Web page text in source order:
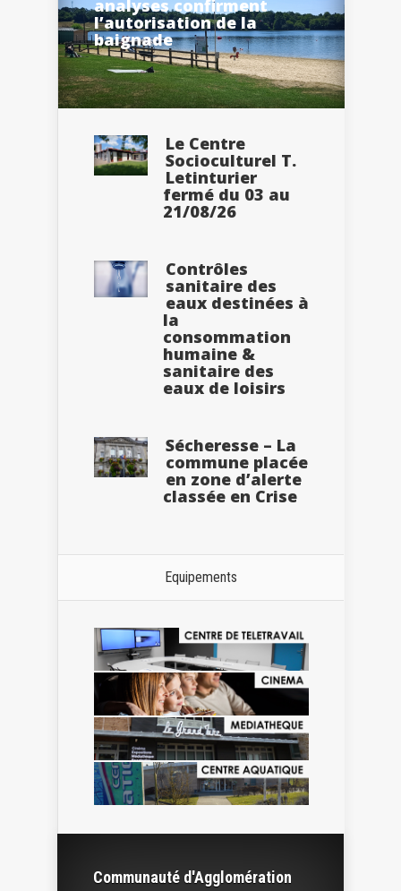
analyses confirment
l’autorisation de la
baignade
Le Centre
Socioculturel T.
Letinturier
fermé du 03 au
21/08/26
Contrôles
sanitaire des
eaux destinées à
la
consommation
humaine &
sanitaire des
eaux de loisirs
Sécheresse – La
commune placée
en zone d’alerte
classée en Crise
Equipements
Communauté d'Agglomération